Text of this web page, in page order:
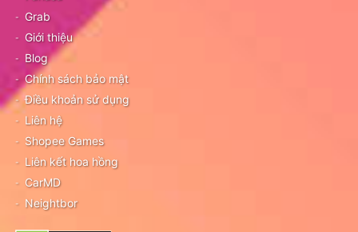
Grab
Giới thiệu
Blog
Chính sách bảo mật
Điều khoản sử dụng
Liên hệ
Shopee Games
Liên kết hoa hồng
CarMD
Neightbor